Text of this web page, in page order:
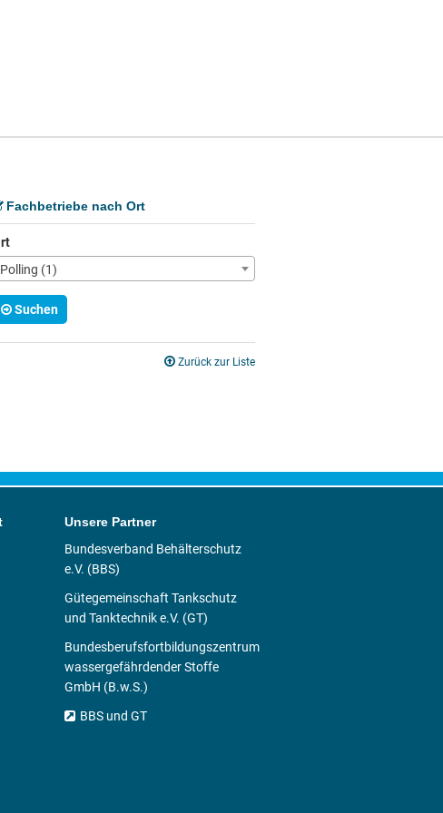
Fachbetriebe nach Ort
Polling (1)
Suchen
Zurück zur Liste
Unsere Partner
Bundesverband Behälterschutz
e.V. (BBS)
Gütegemeinschaft Tankschutz
und Tanktechnik e.V. (GT)
Bundesberufsfortbildungszentrum
wassergefährdender Stoffe
GmbH (B.w.S.)
BBS und GT